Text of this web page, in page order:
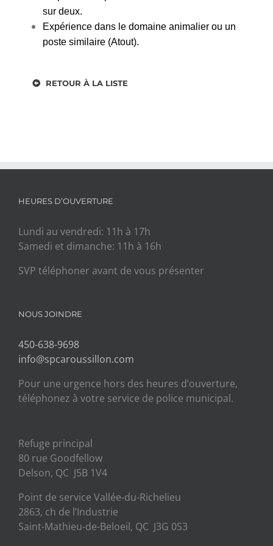
sur deux.
Expérience dans le domaine animalier ou un
poste similaire (Atout).
RETOUR À LA LISTE
HEURES D’OUVERTURE
Lundi au vendredi: 11h à 17h
Samedi et dimanche: 11h à 16h
SVP téléphoner avant de vous présenter
NOUS JOINDRE
450-638-9698
info@spcaroussillon.com
Pour une urgence hors des heures d’ouverture,
téléphonez à votre service de police municipal.
Refuge principal
80 rue Goodfellow
Delson, QC J5B 1V4
Point de service Vallée-du-Richelieu
2863, ch de l’Industrie
Saint-Mathieu-de-Beloeil, QC J3G 0S3